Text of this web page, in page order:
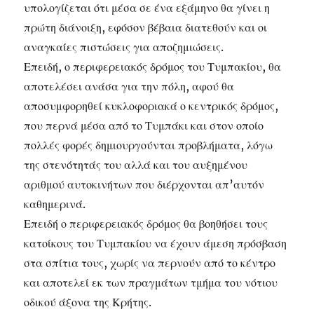
υπολογίζεται ότι μέσα σε ένα εξάμηνο θα γίνει η
πρώτη διάνοιξη, εφόσον βέβαια διατεθούν και οι
αναγκαίες πιστώσεις για αποζημιώσεις.
Επειδή, ο περιφερειακός δρόμος του Τυμπακίου, θα
αποτελέσει ανάσα για την πόλη, αφού θα
αποσυμφορηθεί κυκλοφοριακά ο κεντρικός δρόμος,
που περνά μέσα από το Τυμπάκι και στον οποίο
πολλές φορές δημιουργούνται προβλήματα, λόγω
της στενότητάς του αλλά και του αυξημένου
αριθμού αυτοκινήτων που διέρχονται απ’αυτόν
καθημερινά.
Επειδή ο περιφερειακός δρόμος θα βοηθήσει τους
κατοίκους του Τυμπακίου να έχουν άμεση πρόσβαση
στα σπίτια τους, χωρίς να περνούν από το κέντρο
και αποτελεί εκ των πραγμάτων τμήμα του νότιου
οδικού άξονα της Κρήτης.